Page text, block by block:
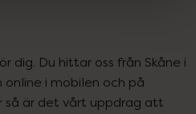
dig. Du hittar oss från Skåne i
online i mobilen och på
så är det vårt uppdrag att